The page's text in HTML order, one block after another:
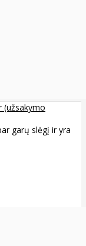
(užsakymo
garų slėgį ir yra